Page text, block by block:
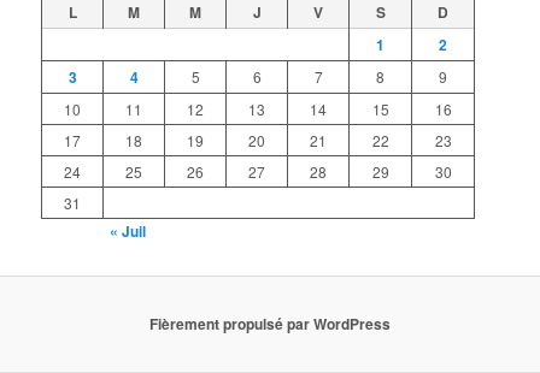
L M M J V S
D
1
2
3
4 5 6 7 8
9
10
11 12 13 14 15
16
17
18 19 20 21 22
23
24
25 26 27 28 29
30
31
« Juil
Fièrement propulsé par WordPress